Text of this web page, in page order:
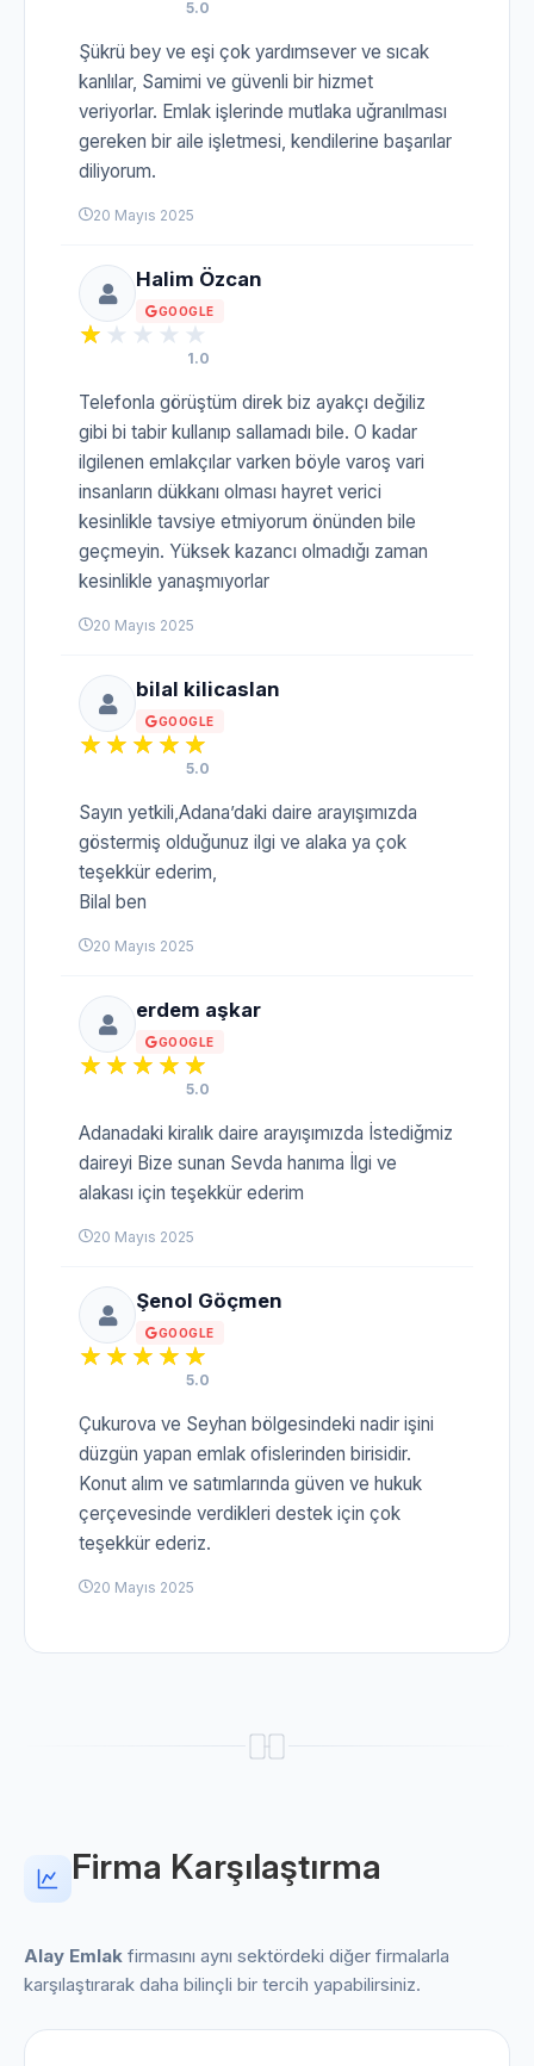
5.0
Şükrü bey ve eşi çok yardımsever ve sıcak
kanlılar, Samimi ve güvenli bir hizmet
veriyorlar. Emlak işlerinde mutlaka uğranılması
gereken bir aile işletmesi, kendilerine başarılar
diliyorum.
20 Mayıs 2025
Halim Özcan
GOOGLE
1.0
Telefonla görüştüm direk biz ayakçı değiliz
gibi bi tabir kullanıp sallamadı bile. O kadar
ilgilenen emlakçılar varken böyle varoş vari
insanların dükkanı olması hayret verici
kesinlikle tavsiye etmiyorum önünden bile
geçmeyin. Yüksek kazancı olmadığı zaman
kesinlikle yanaşmıyorlar
20 Mayıs 2025
bilal kilicaslan
GOOGLE
5.0
Sayın yetkili,Adana’daki daire arayışımızda
göstermiş olduğunuz ilgi ve alaka ya çok
teşekkür ederim,
Bilal ben
20 Mayıs 2025
erdem aşkar
GOOGLE
5.0
Adanadaki kiralık daire arayışımızda İstediğmiz
daireyi Bize sunan Sevda hanıma İlgi ve
alakası için teşekkür ederim
20 Mayıs 2025
Şenol Göçmen
GOOGLE
5.0
Çukurova ve Seyhan bölgesindeki nadir işini
düzgün yapan emlak ofislerinden birisidir.
Konut alım ve satımlarında güven ve hukuk
çerçevesinde verdikleri destek için çok
teşekkür ederiz.
20 Mayıs 2025
Firma Karşılaştırma
Alay Emlak firmasını aynı sektördeki diğer firmalarla
karşılaştırarak daha bilinçli bir tercih yapabilirsiniz.